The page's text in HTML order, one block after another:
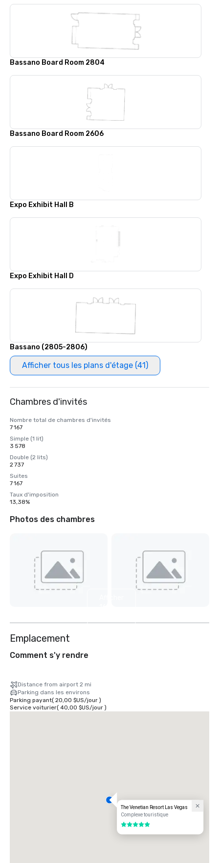
Bassano Board Room 2804
Bassano Board Room 2606
Expo Exhibit Hall B
Expo Exhibit Hall D
Bassano (2805-2806)
Afficher tous les plans d'étage (41)
Chambres d'invités
Nombre total de chambres d'invités
7 167
Simple (1 lit)
3 578
Double (2 lits)
2 737
Suites
7 167
Taux d'imposition
13,38%
Photos des chambres
Emplacement
Comment s'y rendre
Distance from airport 2 mi
Parking dans les environs
Parking payant( 20,00 $US/jour)
Service voiturier( 40,00 $US/jour)
The Venetian Resort Las Vegas
Complexe touristique
5 sur 5